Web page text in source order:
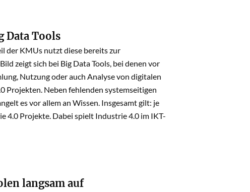
Data Tools
der KMUs nutzt diese bereits zur
zeigt sich bei Big Data Tools, bei denen vor
Nutzung oder auch Analyse von digitalen
Projekten. Neben fehlenden systemseitigen
es vor allem an Wissen. Insgesamt gilt: je
4.0 Projekte. Dabei spielt Industrie 4.0 im IKT-
langsam auf